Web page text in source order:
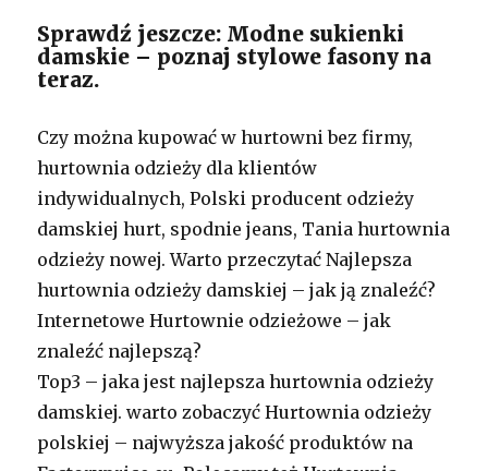
Sprawdź jeszcze: Modne sukienki
damskie – poznaj stylowe fasony na
teraz.
Czy można kupować w hurtowni bez firmy,
hurtownia odzieży dla klientów
indywidualnych, Polski producent odzieży
damskiej hurt, spodnie jeans, Tania hurtownia
odzieży nowej. Warto przeczytać Najlepsza
hurtownia odzieży damskiej – jak ją znaleźć?
Internetowe Hurtownie odzieżowe – jak
znaleźć najlepszą?
Top3 – jaka jest najlepsza hurtownia odzieży
damskiej. warto zobaczyć Hurtownia odzieży
polskiej – najwyższa jakość produktów na